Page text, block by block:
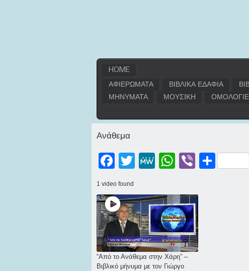
HOME
ΑΦΙΕΡΩΜΑΤΑ
ΒΙΒΛΙΚΑ ΕΔΑΦΙΑ
ΜΗΝΥΜΑΤΑ
ΜΟΥΣΙΚΗ
Ανάθεμα
Facebook Twitter MeWe WhatsAppViber Μοιραστείτε
1 video found
“Από το Ανάθεμα στην Χάρη” –
Βιβλικό μήνυμα με τον Γιώργο